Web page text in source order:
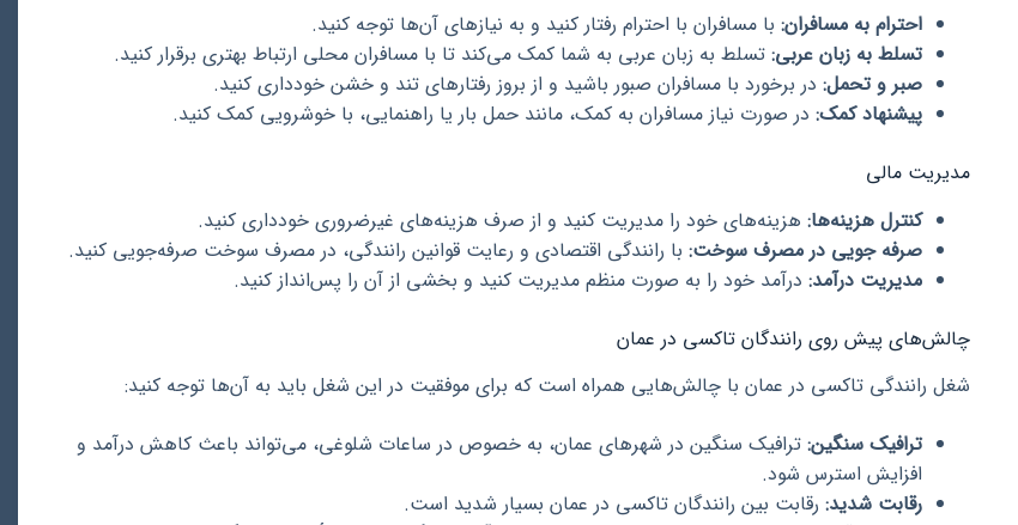
احترام به مسافران: با مسافران با احترام رفتار کنید و به نیازهای آن‌ها توجه کنید.
تسلط به زبان عربی: تسلط به زبان عربی به شما کمک می‌کند تا با مسافران محلی ارتباط بهتری برقرار کنید.
صبر و تحمل: در برخورد با مسافران صبور باشید و از بروز رفتارهای تند و خشن خودداری کنید.
پیشنهاد کمک: در صورت نیاز مسافران به کمک، مانند حمل بار یا راهنمایی، با خوشرویی کمک کنید.
مدیریت مالی
کنترل هزینه‌ها: هزینه‌های خود را مدیریت کنید و از صرف هزینه‌های غیرضروری خودداری کنید.
صرفه جویی در مصرف سوخت: با رانندگی اقتصادی و رعایت قوانین رانندگی، در مصرف سوخت صرفه‌جویی کنید.
مدیریت درآمد: درآمد خود را به صورت منظم مدیریت کنید و بخشی از آن را پس‌انداز کنید.
چالش‌های پیش روی رانندگان تاکسی در عمان
شغل رانندگی تاکسی در عمان با چالش‌هایی همراه است که برای موفقیت در این شغل باید به آن‌ها توجه کنید:
ترافیک سنگین: ترافیک سنگین در شهرهای عمان، به خصوص در ساعات شلوغی، می‌تواند باعث کاهش درآمد و
افزایش استرس شود.
رقابت شدید: رقابت بین رانندگان تاکسی در عمان بسیار شدید است.